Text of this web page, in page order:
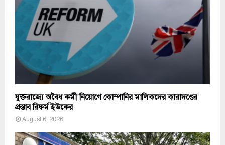
যুক্তরাজ্যে অবৈধ কর্মী নিয়োগে কোম্পানির মালিকদের কারাদণ্ডের
প্রস্তাব রিফর্ম ইউকের
August 6, 2026